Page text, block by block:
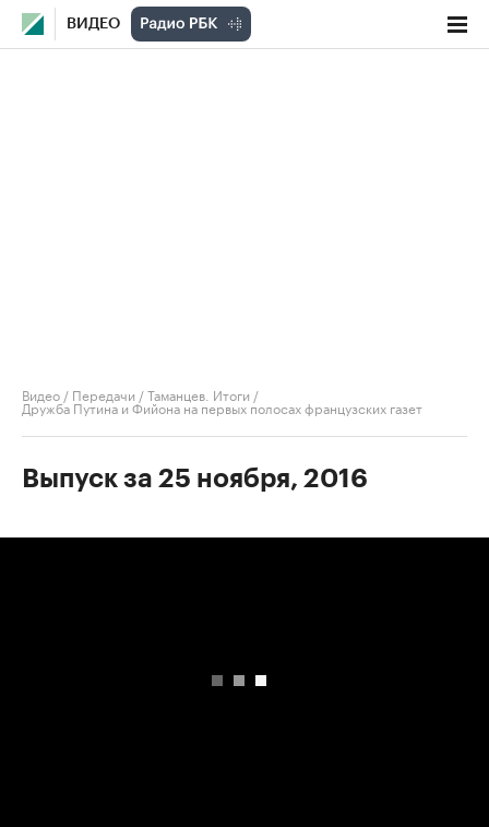
ВИДЕО
Видео / Передачи /Таманцев. Итоги /
Дружба Путина и Фийона на первых полосах французских газет
Выпуск за 25 ноября, 2016